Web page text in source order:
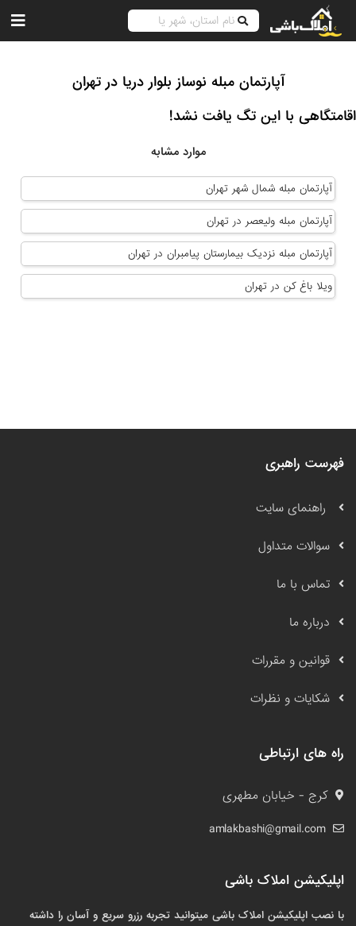
آپارتمان مبله نوساز بلوار دریا در تهران
اقامتگاهی با این تگ یافت نشد!
موارد مشابه
آپارتمان مبله شمال شهر تهران
آپارتمان مبله ولیعصر در تهران
آپارتمان مبله نزدیک بیمارستان پیامبران در تهران
ویلا باغ کن در تهران
فهرست راهبری
راهنمای سایت
سوالات متداول
تماس با ما
درباره ما
قوانین و مقررات
شکایات و نظرات
راه های ارتباطی
کرج - خیابان مطهری
amlakbashi@gmail.com
اپلیکیشن املاک باشی
با نصب اپلیکیشن املاک باشی میتوانید تجربه رزرو سریع و آسان را داشته